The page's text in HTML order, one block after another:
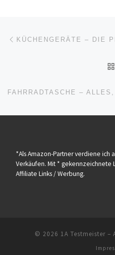
*Als Amazon-Partner verdiene ich
Verkäufen. Mit * gekennzeichnete
Affiliate Links / Werbung.
© 2026 1A Testmeister –